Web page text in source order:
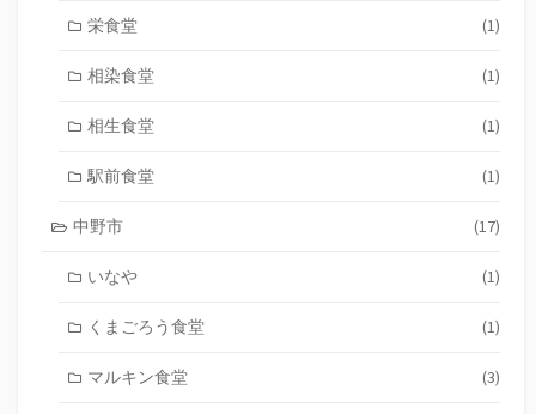
栄食堂 (1)
相染食堂 (1)
相生食堂 (1)
駅前食堂 (1)
中野市 (17)
いなや (1)
くまごろう食堂 (1)
マルキン食堂 (3)